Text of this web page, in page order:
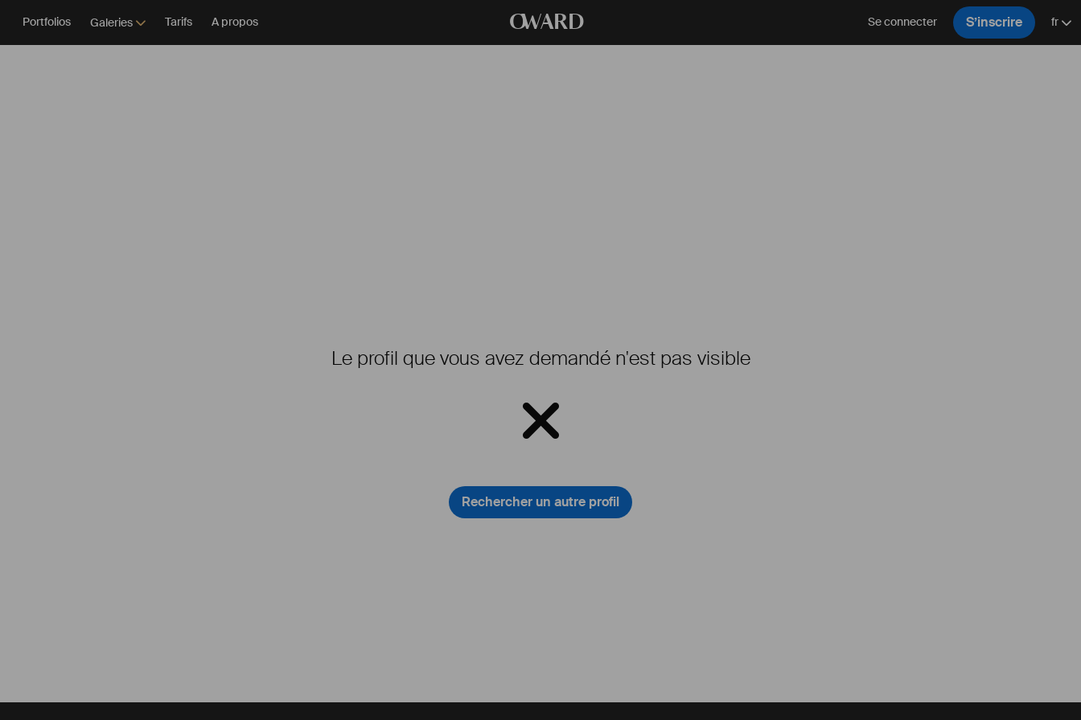
Portfolios Galeries Tarifs A propos OWARD Se connecter S’inscrire fr
Le profil que vous avez demandé n'est pas visible
Rechercher un autre profil